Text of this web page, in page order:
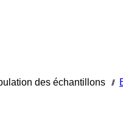
des échantillons ///